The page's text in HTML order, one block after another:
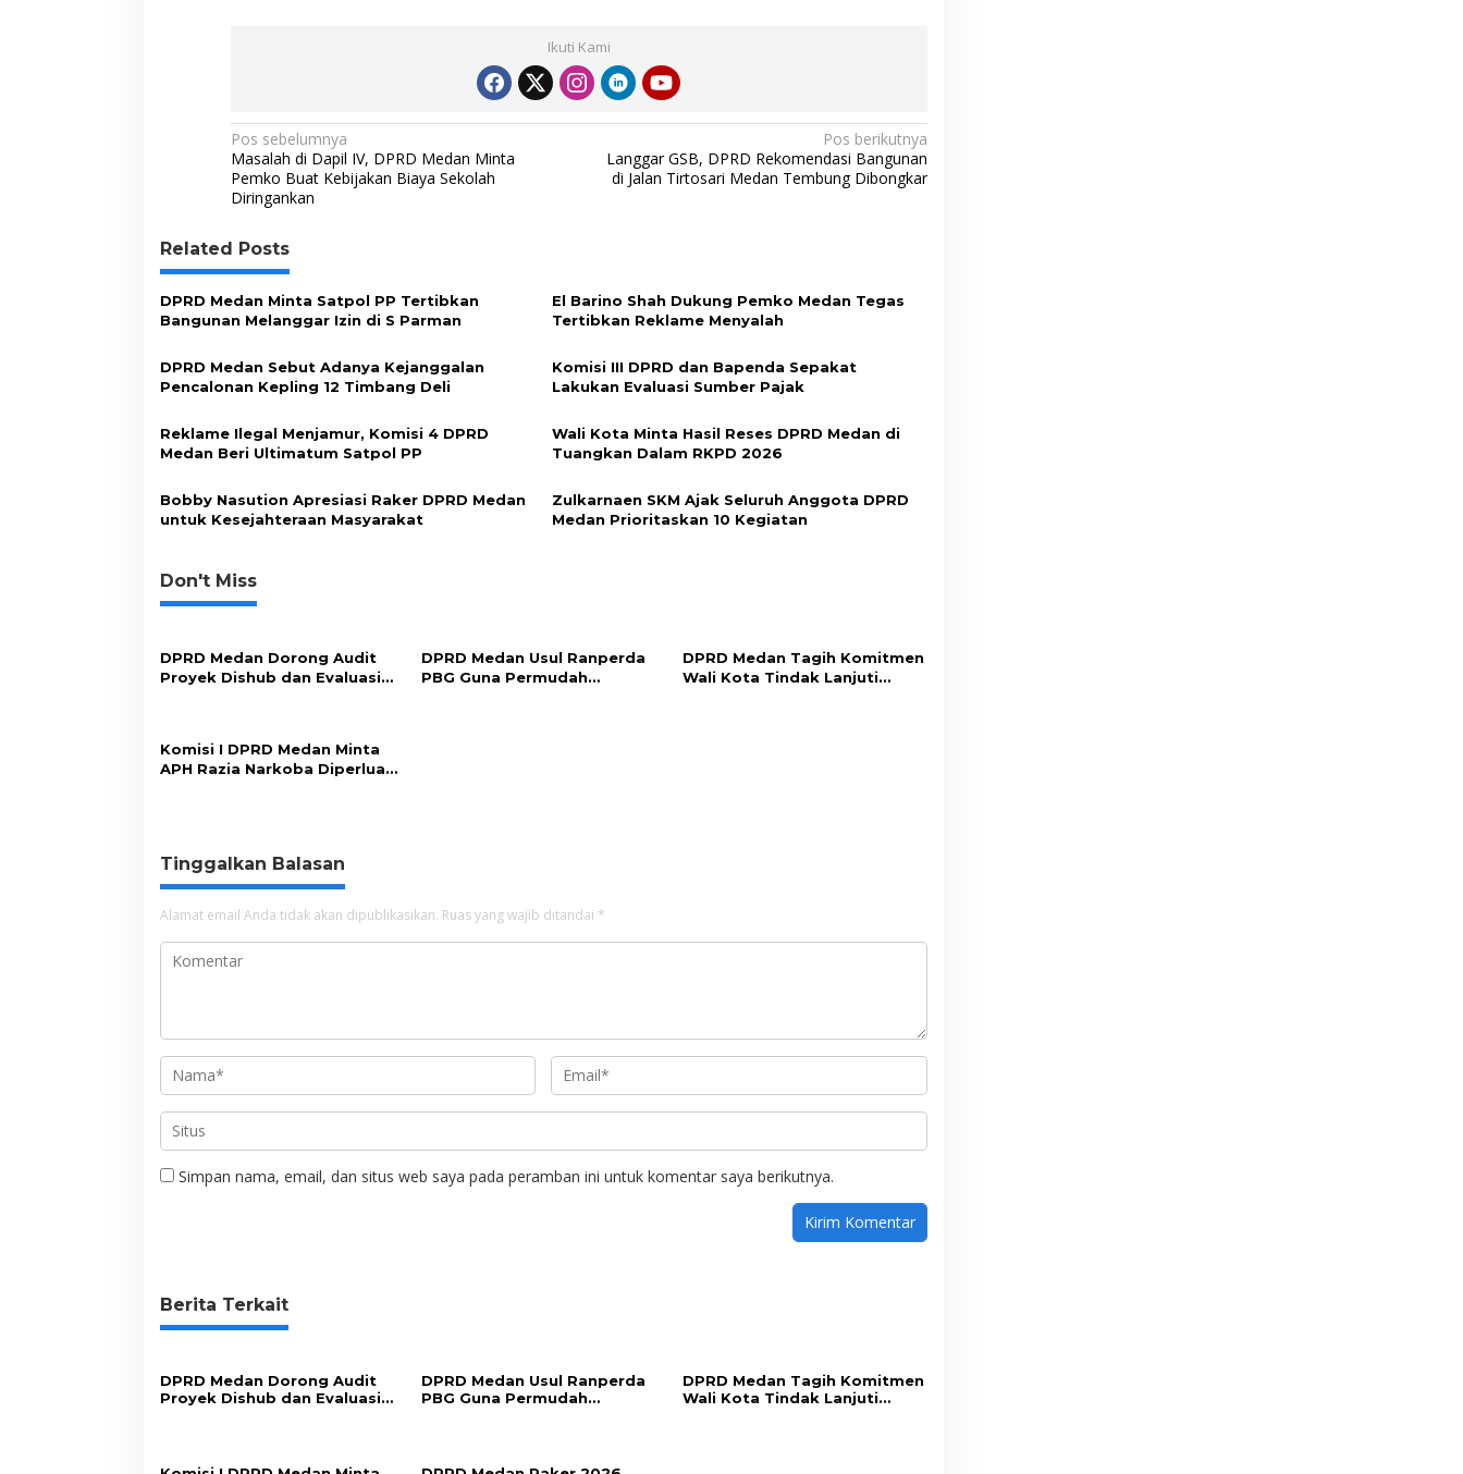
k
Ikuti Kami
N
a
v
i
g
a
s
i
p
o
s
Pos sebelumnya
Masalah di Dapil IV, DPRD Medan Minta
Pemko Buat Kebijakan Biaya Sekolah
Diringankan
Pos berikutnya
Langgar GSB, DPRD Rekomendasi Bangunan
di Jalan Tirtosari Medan Tembung Dibongkar
Related Posts
DPRD Medan Minta Satpol PP Tertibkan
Bangunan Melanggar Izin di S Parman
El Barino Shah Dukung Pemko Medan Tegas
Tertibkan Reklame Menyalah
DPRD Medan Sebut Adanya Kejanggalan
Pencalonan Kepling 12 Timbang Deli
Komisi III DPRD dan Bapenda Sepakat
Lakukan Evaluasi Sumber Pajak
Reklame Ilegal Menjamur, Komisi 4 DPRD
Medan Beri Ultimatum Satpol PP
Wali Kota Minta Hasil Reses DPRD Medan di
Tuangkan Dalam RKPD 2026
Bobby Nasution Apresiasi Raker DPRD Medan
untuk Kesejahteraan Masyarakat
Zulkarnaen SKM Ajak Seluruh Anggota DPRD
Medan Prioritaskan 10 Kegiatan
Don't Miss
DPRD Medan Dorong Audit
Proyek Dishub dan Evaluasi
DPRD Medan Usul Ranperda
PBG Guna Permudah
DPRD Medan Tagih Komitmen
Wali Kota Tindak Lanjuti
Komisi I DPRD Medan Minta
APH Razia Narkoba Diperluas
Tinggalkan Balasan
Alamat email Anda tidak akan dipublikasikan. Ruas yang wajib ditandai *
Simpan nama, email, dan situs web saya pada peramban ini untuk komentar saya berikutnya.
Berita Terkait
DPRD Medan Dorong Audit
Proyek Dishub dan Evaluasi
DPRD Medan Usul Ranperda
PBG Guna Permudah
DPRD Medan Tagih Komitmen
Wali Kota Tindak Lanjuti